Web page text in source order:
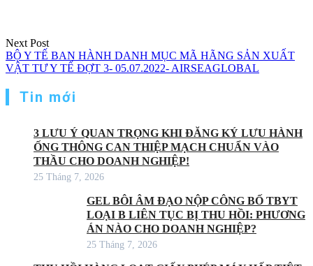
Next Post
BỘ Y TẾ BAN HÀNH DANH MỤC MÃ HÃNG SẢN XUẤT
VẬT TƯ Y TẾ ĐỢT 3- 05.07.2022- AIRSEAGLOBAL
Tin mới
3 LƯU Ý QUAN TRỌNG KHI ĐĂNG KÝ LƯU HÀNH
ỐNG THÔNG CAN THIỆP MẠCH CHUẨN VÀO
THẦU CHO DOANH NGHIỆP!
25 Tháng 7, 2026
GEL BÔI ÂM ĐẠO NỘP CÔNG BỐ TBYT
LOẠI B LIÊN TỤC BỊ THU HỒI: PHƯƠNG
ÁN NÀO CHO DOANH NGHIỆP?
25 Tháng 7, 2026